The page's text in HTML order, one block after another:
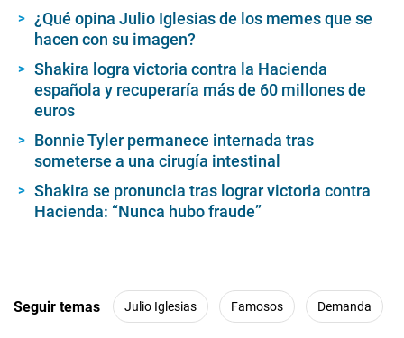
¿Qué opina Julio Iglesias de los memes que se
hacen con su imagen?
Shakira logra victoria contra la Hacienda
española y recuperaría más de 60 millones de
euros
Bonnie Tyler permanece internada tras
someterse a una cirugía intestinal
Shakira se pronuncia tras lograr victoria contra
Hacienda: “Nunca hubo fraude”
Seguir temas Julio Iglesias Famosos Demanda